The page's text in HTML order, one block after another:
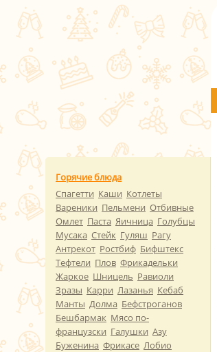
Горячие блюда
Спагетти Каши Котлеты
Вареники Пельмени Отбивные
Омлет Паста Яичница Голубцы
Мусака Стейк Гуляш Рагу
Антрекот Ростбиф Бифштекс
Тефтели Плов Фрикадельки
Жаркое Шницель Равиоли
Зразы Карри Лазанья Кебаб
Манты Долма Бефстроганов
Бешбармак Мясо по-
французски Галушки Азу
Буженина Фрикасе Лобио